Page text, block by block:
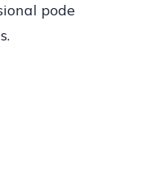
pode